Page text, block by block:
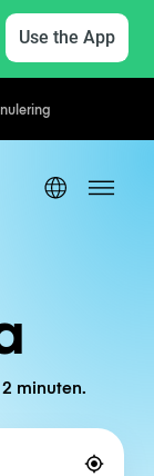
Use the App
minuten.